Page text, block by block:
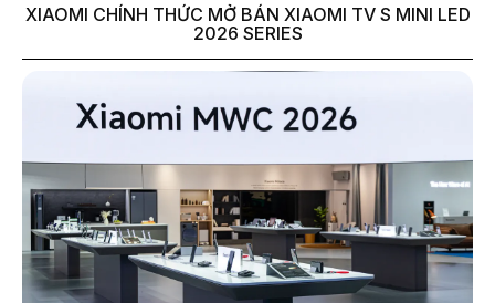
XIAOMI CHÍNH THỨC MỞ BÁN XIAOMI TV S MINI LED
2026 SERIES